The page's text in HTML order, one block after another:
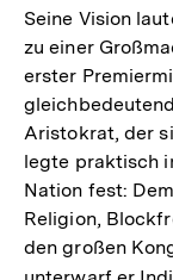
Seine Vision
zu einer
erster
Aristokrat, der
legte praktisch
Nation fest:
Religion,
den großen